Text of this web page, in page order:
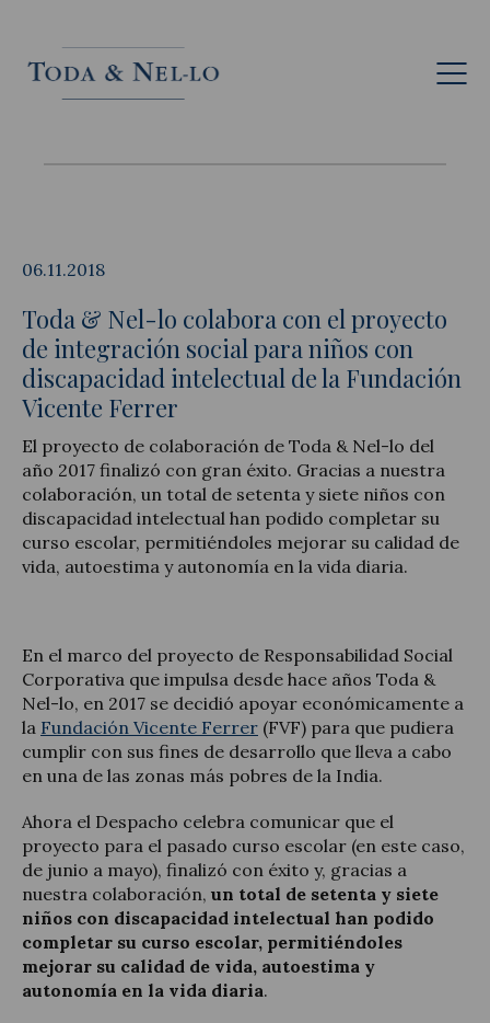
Nouvelles et articles
06.11.2018
Toda & Nel-lo colabora con el proyecto
de integración social para niños con
discapacidad intelectual de la Fundación
Vicente Ferrer
El proyecto de colaboración de Toda & Nel-lo del
año 2017 finalizó con gran éxito. Gracias a nuestra
colaboración, un total de setenta y siete niños con
discapacidad intelectual han podido completar su
curso escolar, permitiéndoles mejorar su calidad de
vida, autoestima y autonomía en la vida diaria.
En el marco del proyecto de Responsabilidad Social
Corporativa que impulsa desde hace años Toda &
Nel-lo, en 2017 se decidió apoyar económicamente a
la Fundación Vicente Ferrer (FVF) para que pudiera
cumplir con sus fines de desarrollo que lleva a cabo
en una de las zonas más pobres de la India.
Ahora el Despacho celebra comunicar que el
proyecto para el pasado curso escolar (en este caso,
de junio a mayo), finalizó con éxito y, gracias a
nuestra colaboración, un total de setenta y siete
niños con discapacidad intelectual han podido
completar su curso escolar, permitiéndoles
mejorar su calidad de vida, autoestima y
autonomía en la vida diaria.